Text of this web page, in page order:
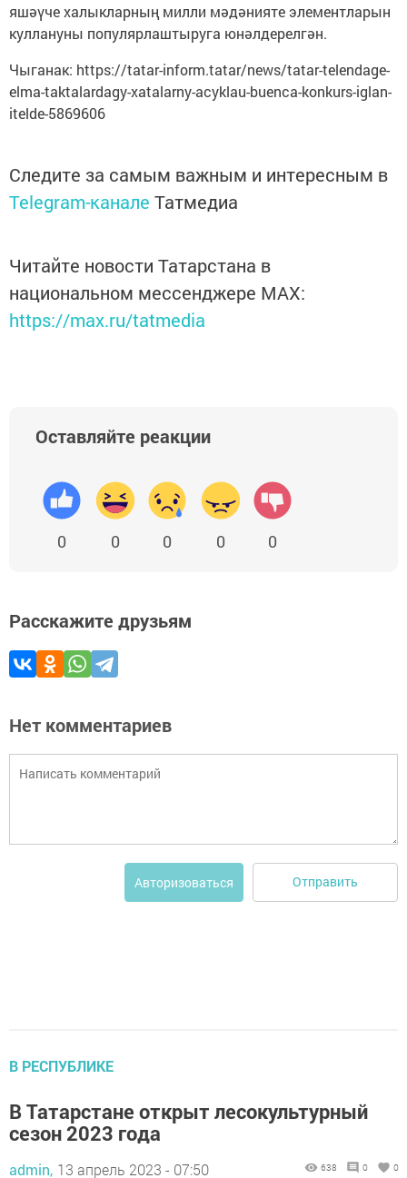
яшәүче халыкларның милли мәдәнияте элементларын
куллануны популярлаштыруга юнәлдерелгән.
Чыганак: https://tatar-inform.tatar/news/tatar-telendage-
elma-taktalardagy-xatalarny-acyklau-buenca-konkurs-iglan-
itelde-5869606
Следите за самым важным и интересным в
Telegram-канале Татмедиа
Читайте новости Татарстана в
национальном мессенджере MАХ:
https://max.ru/tatmedia
Оставляйте реакции
0 0 0 0 0
Расскажите друзьям
Нет комментариев
Авторизоваться Отправить
В РЕСПУБЛИКЕ
В Татарстане открыт лесокультурный
сезон 2023 года
admin, 13 апрель 2023 - 07:50 638 0 0